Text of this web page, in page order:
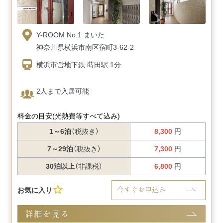
Y-ROOM No.1 まいた
神奈川県横浜市南区宿町3-62-2
横浜市営地下鉄 蒔田駅 1分
2人まで入居可能
料金の目安(光熱費等すべて込み)
1～6泊（税抜き） 8,300 円
7～29泊（税抜き） 7,300 円
30泊以上（非課税） 6,800 円
お気に入り 今すぐお申込み
詳細を見る